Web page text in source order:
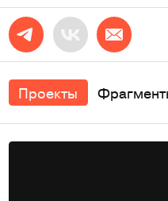
Проекты